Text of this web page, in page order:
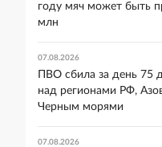
году мяч может быть
млн
07.08.2026
ПВО сбила за день 75
над регионами РФ,
Черным морями
07.08.2026